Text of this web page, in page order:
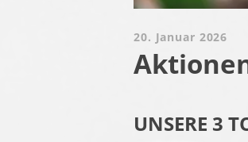
20. Januar 2026
UNSERE 3